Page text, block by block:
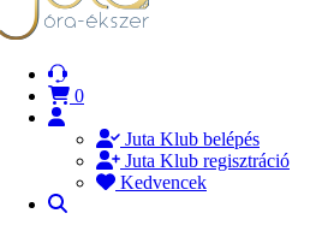
0
Juta Klub belépés
Juta Klub regisztráció
Kedvencek